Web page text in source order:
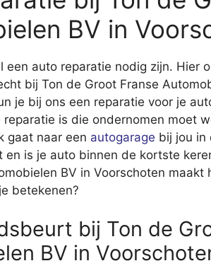
BV in
auto reparatie nodig zijn. Hier
bij Ton de Groot Franse
je bij ons een reparatie voor je
is die ondernomen moet
gaat naar een autogarage bij jou in
en is je auto binnen de kortste
BV in Voorschoten maakt
betekenen?
bij Ton de
BV in